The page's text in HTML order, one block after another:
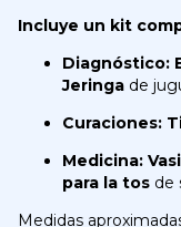
Incluye un kit
Diagnóstico:
Jeringa de
Curaciones:
Medicina:
para la tos de
Medidas